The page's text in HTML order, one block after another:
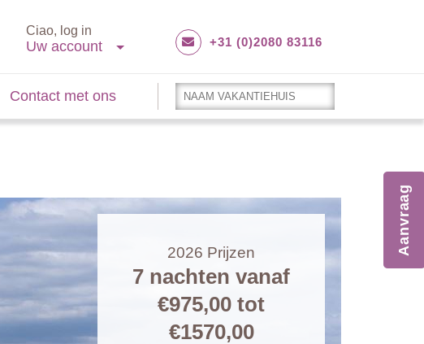
Ciao, log in
Uw account +31 (0)2080 83116
Contact met ons
2026 Prijzen
7 nachten vanaf
€975,00 tot
€1570,00
Aanvraag